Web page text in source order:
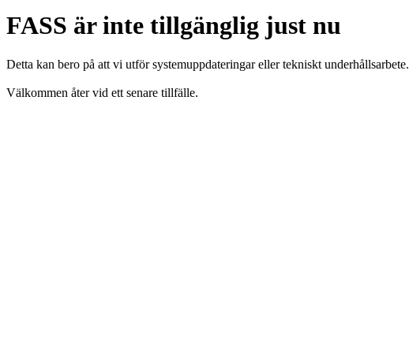
FASS är inte tillgänglig just nu
Detta kan bero på att vi utför systemuppdateringar eller tekniskt
Välkommen åter vid ett senare tillfälle.